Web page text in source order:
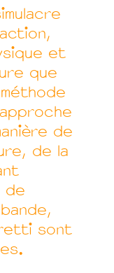
et
que
de
de la
de
sont